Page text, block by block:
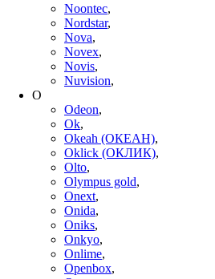
Noontec,
Nordstar,
Nova,
Novex,
Novis,
Nuvision,
O
Odeon,
Ok,
Okeah (ОКЕАН),
Oklick (ОКЛИК),
Olto,
Olympus gold,
Onext,
Onida,
Oniks,
Onkyo,
Onlime,
Openbox,